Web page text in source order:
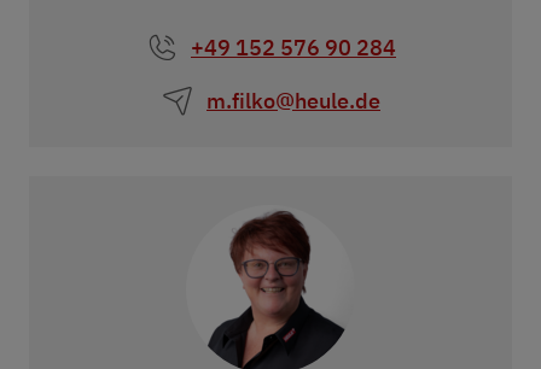
+49 152 576 90 284
m.filko@heule.de